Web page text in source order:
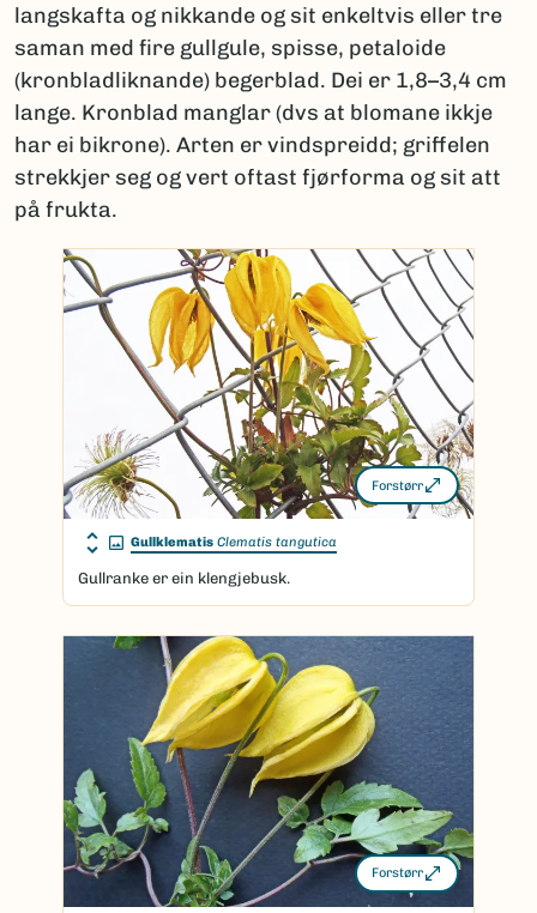
langskafta og nikkande og sit enkeltvis eller tre
saman med fire gullgule, spisse, petaloide
(kronbladliknande) begerblad. Dei er 1,8–3,4 cm
lange. Kronblad manglar (dvs at blomane ikkje
har ei bikrone). Arten er vindspreidd; griffelen
strekkjer seg og vert oftast fjørforma og sit att
på frukta.
Forstørr
Gullklematis Clematis tangutica
Gullranke er ein klengjebusk.
Forstørr